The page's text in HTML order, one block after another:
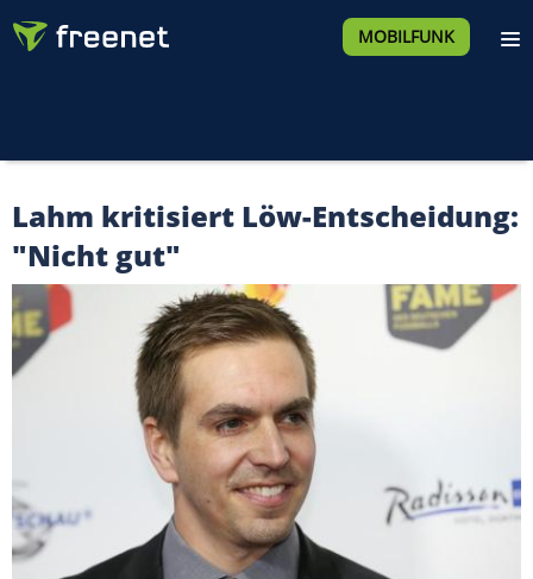
MOBILFUNK
Lahm kritisiert Löw-Entscheidung:
"Nicht gut"